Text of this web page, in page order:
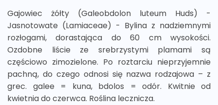
Gajowiec żółty (Galeobdolon luteum Huds) -
Jasnotowate (Lamiaceae) - Bylina z nadziemnymi
rozłogami, dorastająca do 60 cm wysokości.
Ozdobne liście ze srebrzystymi plamami są
częściowo zimozielone. Po roztarciu nieprzyjemnie
pachną, do czego odnosi się nazwa rodzajowa – z
grec. galee = kuna, bdolos = odór. Kwitnie od
kwietnia do czerwca. Roślina lecznicza.